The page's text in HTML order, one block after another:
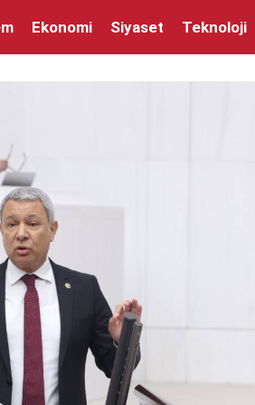
Ekonomi Siyaset Teknoloji